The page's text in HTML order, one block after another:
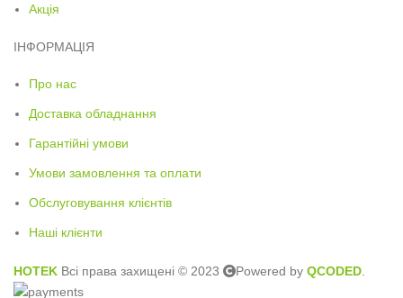
Акція
ІНФОРМАЦІЯ
Про нас
Доставка обладнання
Гарантійні умови
Умови замовлення та оплати
Обслуговування клієнтів
Наші клієнти
HOTEK Всі права захищені © 2023 Powered by QCODED